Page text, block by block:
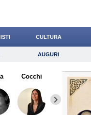
CULTURA
Auguri
Giornalista
AUGURI
Cocchi Grassotti